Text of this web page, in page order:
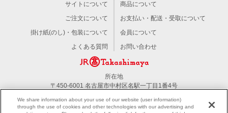
サイトについて
商品について
ご注文について
お支払い・配送・受取について
掛け紙(のし)・包装について
会員について
よくある質問
お問い合わせ
所在地
〒450-6001 名古屋市中村区名駅一丁目1番4号
We share information about your use of our website (user information)
through the use of cookies and other technologies with our advertising and